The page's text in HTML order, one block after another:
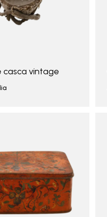
casca vintage